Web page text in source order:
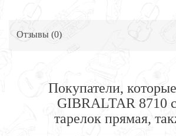
Отзывы (0)
Покупатели,
GIBRALTAR 8710
тарелок прямая,